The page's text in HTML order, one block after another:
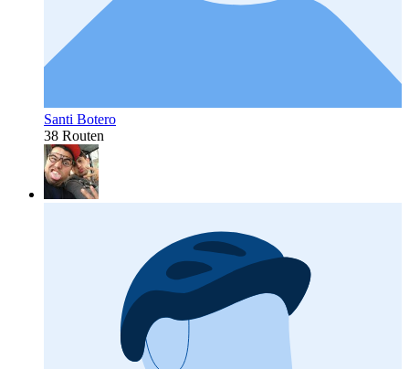
Santi Botero
38 Routen